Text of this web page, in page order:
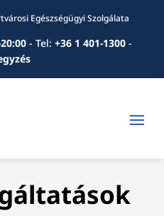
Egészségügyi Szolgálata
- Tel: +36 1 401-1300-